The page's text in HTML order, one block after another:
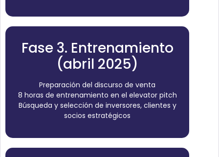
Fase 3. Entrenamiento
(abril 2025)
Preparación del discurso de venta
8 horas de entrenamiento en el elevator pitch
Búsqueda y selección de inversores, clientes y
socios estratégicos